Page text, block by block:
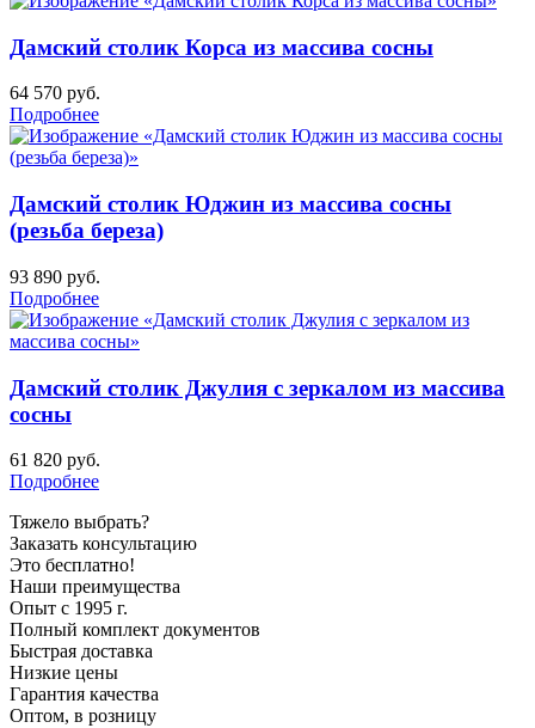
Дамский столик Корса из массива сосны
64 570 руб.
Подробнее
Дамский столик Юджин из массива сосны
(резьба береза)
93 890 руб.
Подробнее
Дамский столик Джулия с зеркалом из массива
сосны
61 820 руб.
Подробнее
Тяжело выбрать?
Заказать консультацию
Это бесплатно!
Наши преимущества
Опыт с 1995 г.
Полный комплект документов
Быстрая доставка
Низкие цены
Гарантия качества
Оптом, в розницу